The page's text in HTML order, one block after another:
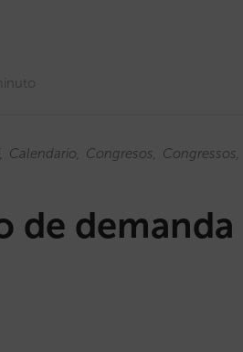
Calendario Congresos Congressos
de